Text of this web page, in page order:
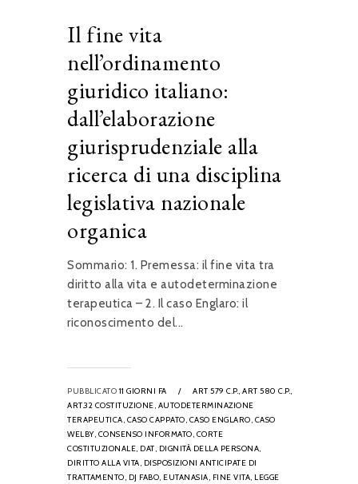
Il fine vita
nell’ordinamento
giuridico italiano:
dall’elaborazione
giurisprudenziale alla
ricerca di una disciplina
legislativa nazionale
organica
Sommario: 1. Premessa: il fine vita tra
diritto alla vita e autodeterminazione
terapeutica – 2. Il caso Englaro: il
riconoscimento del...
PUBBLICATO 11 GIORNI FA / ART 579 C.P., ART 580 C.P.,
ART.32 COSTITUZIONE, AUTODETERMINAZIONE
TERAPEUTICA, CASO CAPPATO, CASO ENGLARO, CASO
WELBY, CONSENSO INFORMATO, CORTE
COSTITUZIONALE, DAT, DIGNITÀ DELLA PERSONA,
DIRITTO ALLA VITA, DISPOSIZIONI ANTICIPATE DI
TRATTAMENTO, DJ FABO, EUTANASIA, FINE VITA, LEGGE